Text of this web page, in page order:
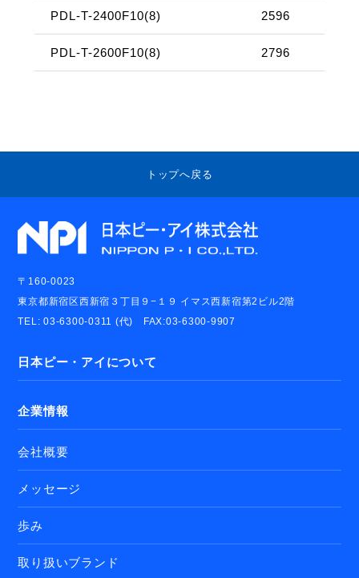
PDL-T-2400F10(8) 2596
PDL-T-2600F10(8) 2796
トップへ戻る
〒160-0023
東京都新宿区西新宿３丁目９−１９ イマス西新宿第2ビル2階
TEL: 03-6300-0311 (代) FAX:03-6300-9907
日本ピー・アイについて
企業情報
会社概要
メッセージ
歩み
取り扱いブランド